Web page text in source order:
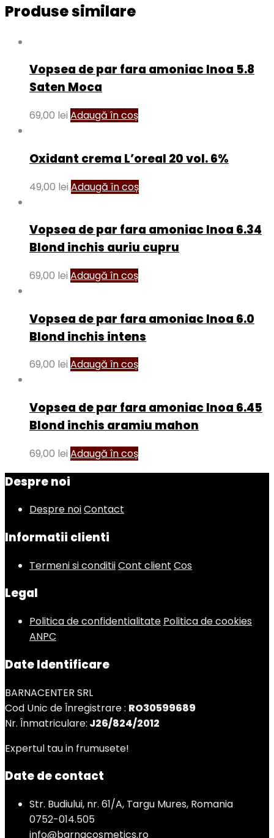
Produse similare
Vopsea de par fara amoniac Inoa 5.8
Saten Moca
69,00 lei Adaugă în coș
Oxidant crema L’oreal 20 vol. 6%
49,00 lei Adaugă în coș
Vopsea de par fara amoniac Inoa 6.34
Blond inchis auriu cupru
69,00 lei Adaugă în coș
Vopsea de par fara amoniac Inoa 6.0
Blond inchis intens
69,00 lei Adaugă în coș
Vopsea de par fara amoniac Inoa 6.45
Blond inchis aramiu mahon
69,00 lei Adaugă în coș
Despre noi
Despre noiContact
Informatii clienti
Termeni si conditiiCont client Cos
Legal
Politica de confidentialitate Politica de cookies
ANPC
Date Identificare
BARNACENTER SRL
Cod Unic de Înregistrare : RO30599689
Nr. Înmatriculare: J26/824/2012
Expertul tau in frumusete!
Date de contact
Str. Budiului, nr. 61/A, Targu Mures, Romania
0752-014.505
info@barnacosmetics.ro